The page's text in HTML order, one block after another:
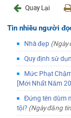
Quay Lại
Tin nhiều người
Nhà đẹp
Quy định sử
Mức Phạt
[Mới Nhất Năm
Đứng tên dùm
tội? (Ngày đăng